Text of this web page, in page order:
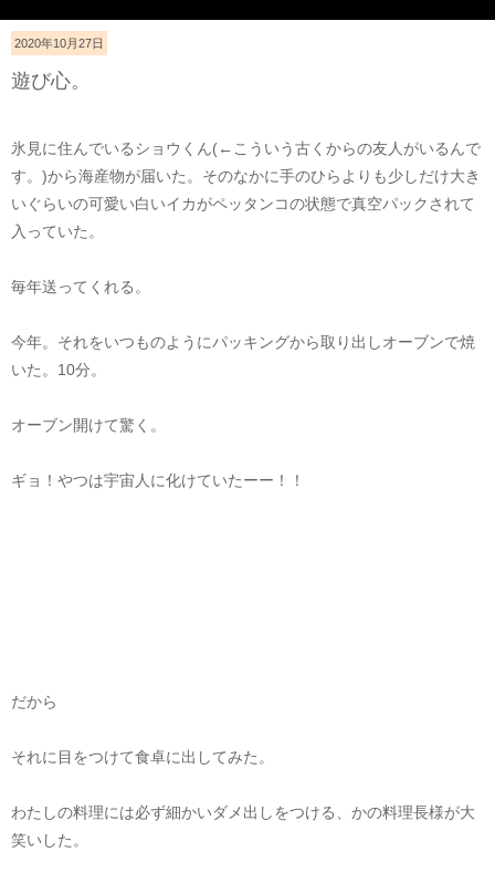
2020年10月27日
遊び心。
氷見に住んでいるショウくん(←こういう古くからの友人がいるんで
す。)から海産物が届いた。そのなかに手のひらよりも少しだけ大き
いぐらいの可愛い白いイカがペッタンコの状態で真空パックされて
入っていた。
毎年送ってくれる。
今年。それをいつものようにパッキングから取り出しオーブンで焼
いた。10分。
オーブン開けて驚く。
ギョ！やつは宇宙人に化けていたーー！！
だから
それに目をつけて食卓に出してみた。
わたしの料理には必ず細かいダメ出しをつける、かの料理長様が大
笑いした。